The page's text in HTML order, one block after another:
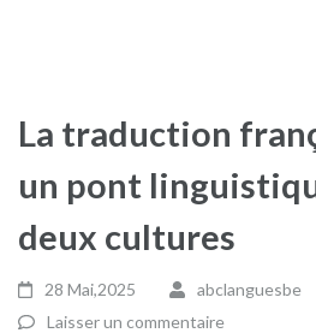
La traduction
un pont
deux cultures
28 Mai,2025
abclanguesbe
Laisser un commentaire